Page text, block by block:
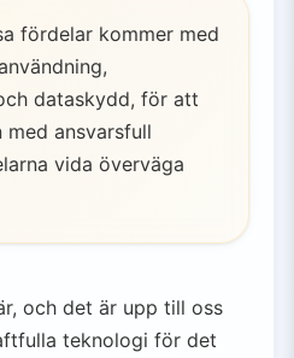
fördelar kommer med
dataskydd, för att
med ansvarsfull
vida överväga
och det är upp till oss
teknologi för det